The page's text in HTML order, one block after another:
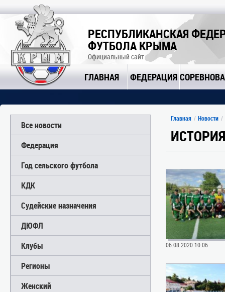
РЕСПУБЛИКАНСКАЯ
ФУТБОЛА КРЫМА
Официальный сайт
ГЛАВНАЯ ФЕДЕРАЦИЯ
Все новости
Федерация
Год сельского футбола
КДК
Судейские назначения
ДЮФЛ
Клубы
Регионы
Женский
Главная Новости
ИСТОРИЯ
06.08.2020 10:06